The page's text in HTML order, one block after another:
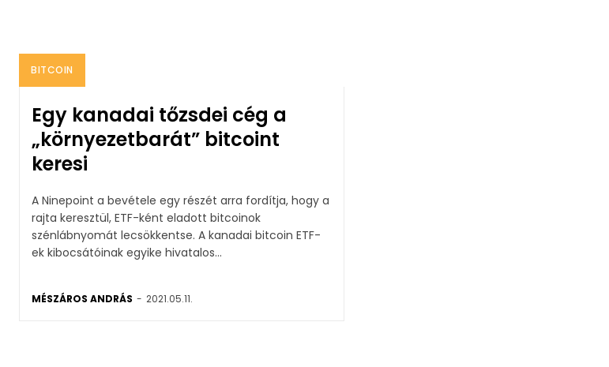
BITCOIN
Egy kanadai tőzsdei cég a
„környezetbarát” bitcoint
keresi
A Ninepoint a bevétele egy részét arra fordítja, hogy a
rajta keresztül, ETF-ként eladott bitcoinok
szénlábnyomát lecsökkentse. A kanadai bitcoin ETF-
ek kibocsátóinak egyike hivatalos...
MÉSZÁROS ANDRÁS - 2021.05.11.